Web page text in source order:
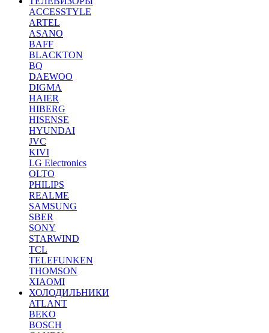
ACCESSTYLE
ARTEL
ASANO
BAFF
BLACKTON
BQ
DAEWOO
DIGMA
HAIER
HIBERG
HISENSE
HYUNDAI
JVC
KIVI
LG Electronics
OLTO
PHILIPS
REALME
SAMSUNG
SBER
SONY
STARWIND
TCL
TELEFUNKEN
THOMSON
XIAOMI
ХОЛОДИЛЬНИКИ
ATLANT
BEKO
BOSCH